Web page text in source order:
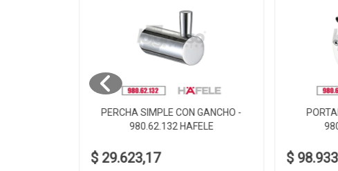
PERCHA SIMPLE CON GANCHO -
980.62.132 HAFELE
$ 29.623,17 $